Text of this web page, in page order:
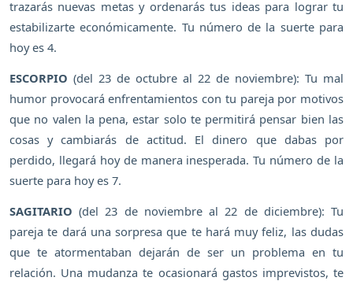
trazarás nuevas metas y ordenarás tus ideas para lograr tu
estabilizarte económicamente. Tu número de la suerte para
hoy es 4.
ESCORPIO (del 23 de octubre al 22 de noviembre): Tu mal
humor provocará enfrentamientos con tu pareja por motivos
que no valen la pena, estar solo te permitirá pensar bien las
cosas y cambiarás de actitud. El dinero que dabas por
perdido, llegará hoy de manera inesperada. Tu número de la
suerte para hoy es 7.
SAGITARIO (del 23 de noviembre al 22 de diciembre): Tu
pareja te dará una sorpresa que te hará muy feliz, las dudas
que te atormentaban dejarán de ser un problema en tu
relación. Una mudanza te ocasionará gastos imprevistos, te